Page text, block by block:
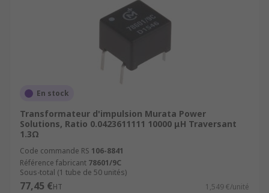
En stock
Transformateur d'impulsion Murata Power
Solutions, Ratio 0.0423611111 10000 μH Traversant
1.3Ω
Code commande RS 106-8841
Référence fabricant 78601/9C
Sous-total (1 tube de 50 unités)
77,45 €HT 1,549 €/unité